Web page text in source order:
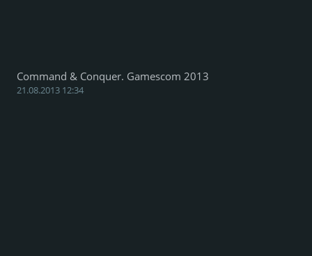
Command & Conquer. Gamescom 2013
21.08.2013 12:34